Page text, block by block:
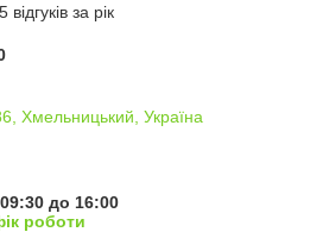
за рік
Хмельницький, Україна
до 16:00
роботи